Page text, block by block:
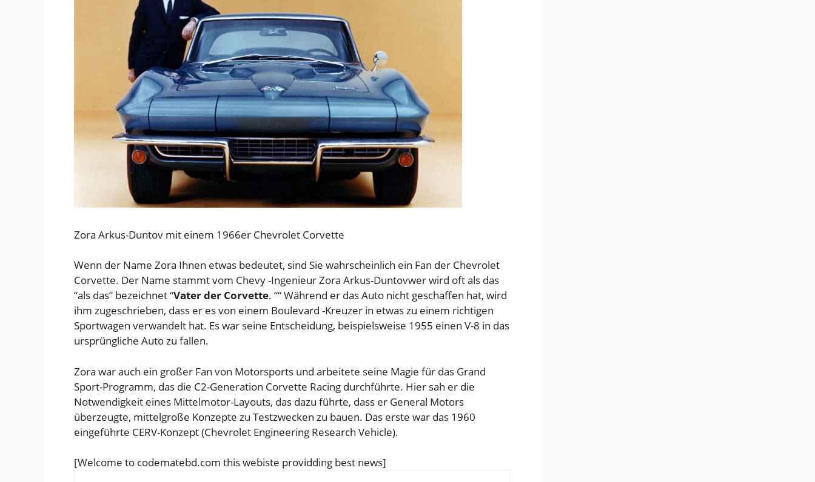
Zora Arkus-Duntov mit einem 1966er Chevrolet Corvette
Wenn der Name Zora Ihnen etwas bedeutet, sind Sie wahrscheinlich ein Fan der Chevrolet
Corvette. Der Name stammt vom Chevy -IngenieurZora Arkus-Duntovwer wird oft als das
“als das” bezeichnet “Vater der Corvette. ““ Während er das Auto nicht geschaffen hat, wird
ihm zugeschrieben, dass er es von einem Boulevard -Kreuzer in etwas zu einem richtigen
Sportwagen verwandelt hat. Es war seine Entscheidung, beispielsweise 1955 einen V-8 in das
ursprüngliche Auto zu fallen.
Zora war auch ein großer Fan von Motorsports und arbeitete seine Magie für das Grand
Sport-Programm, das die C2-Generation Corvette Racing durchführte. Hier sah er die
Notwendigkeit eines Mittelmotor-Layouts, das dazu führte, dass er General Motors
überzeugte, mittelgroße Konzepte zu Testzwecken zu bauen. Das erste war das 1960
eingeführte CERV-Konzept (Chevrolet Engineering Research Vehicle).
[Welcome to codematebd.com this webiste providding best news]